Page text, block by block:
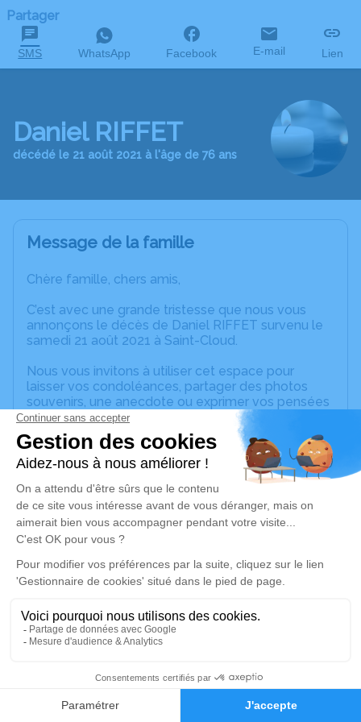
Faire-part Hommages
Partager
SMS WhatsApp Facebook E-mail Lien
Daniel RIFFET
décédé le 21 août 2021 à l'âge de 76 ans
Message de la famille
Chère famille, chers amis,
C’est avec une grande tristesse que nous vous
annonçons le décès de Daniel RIFFET survenu le
samedi 21 août 2021 à Saint-Cloud.
Nous vous invitons à utiliser cet espace pour
laisser vos condoléances, partager des photos
souvenirs, une anecdote ou exprimer vos pensées
à travers des poèmes ou des textes. Cet endroit
est un lieu d'expression dédié à honorer la
mémoire de Daniel RIFFET.
Un service de plantation d’arbre hommage est
disponible ici.
Cérémonie civile
vendredi 27 août 2021 à 10h30
Cimetière de Villeperrot
Rue du Fay Villeperrot
Je rends hommage